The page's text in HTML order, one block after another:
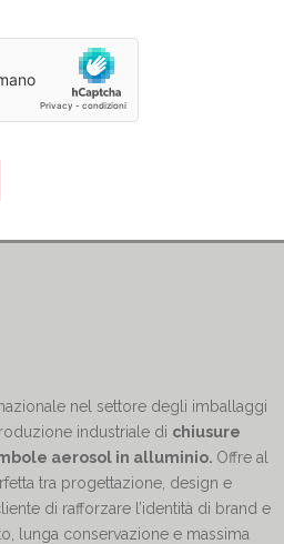
nel settore degli imballaggi
industriale di chiusure
aerosol in alluminio. Offre al
tra progettazione, design e
di rafforzare l’identità di brand e
lunga conservazione e massima